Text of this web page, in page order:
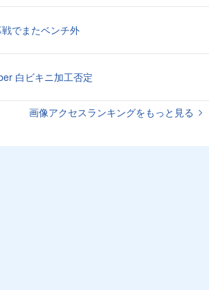
でまたベンチ外
白ビキニ加工否定
画像アクセスランキングをもっと見る